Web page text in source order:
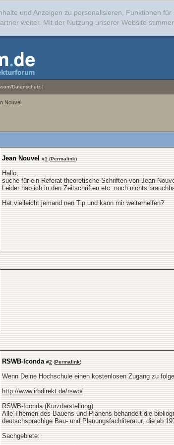
und Anzeigen zu personalisieren, Funktionen
weiter. Mit der Nutzung unserer Website
Datenschutz |
Nouvel
Jean Nouvel #1 (Permalink)
Hallo,
suche für ein Referat theoretische Schriften von Jean
Leider hab ich in den Zeitschriften etc. noch nichts
Hat vielleicht jemand nen Tip und kann mir weiterhelfen?
RSWB-Iconda #2 (Permalink)
Wenn Deine Hochschule einen kostenlosen Zugang zu
http://www.irbdirekt.de/rswb/
RSWB-Iconda (Kurzdarstellung)
Alle Themen des Bauens und Planens behandelt die
deutschsprachige Bau- und Planungsfachliteratur, die ab
Sachgebiete: